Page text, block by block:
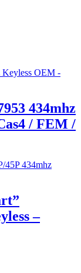
434mhz
/ FEM /
–